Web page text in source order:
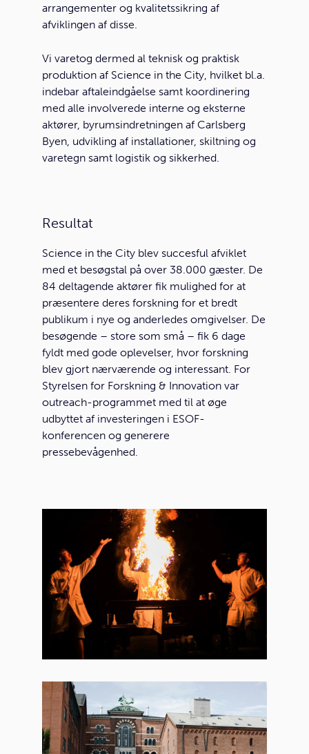
arrangementer og kvalitetssikring af
afviklingen af disse.
Vi varetog dermed al teknisk og praktisk
produktion af Science in the City, hvilket bl.a.
indebar aftaleindgåelse samt koordinering
med alle involverede interne og eksterne
aktører, byrumsindretningen af Carlsberg
Byen, udvikling af installationer, skiltning og
varetegn samt logistik og sikkerhed.
Resultat
Science in the City blev succesful afviklet
med et besøgstal på over 38.000 gæster. De
84 deltagende aktører fik mulighed for at
præsentere deres forskning for et bredt
publikum i nye og anderledes omgivelser. De
besøgende – store som små – fik 6 dage
fyldt med gode oplevelser, hvor forskning
blev gjort nærværende og interessant. For
Styrelsen for Forskning & Innovation var
outreach-programmet med til at øge
udbyttet af investeringen i ESOF-
konferencen og generere
pressebevågenhed.